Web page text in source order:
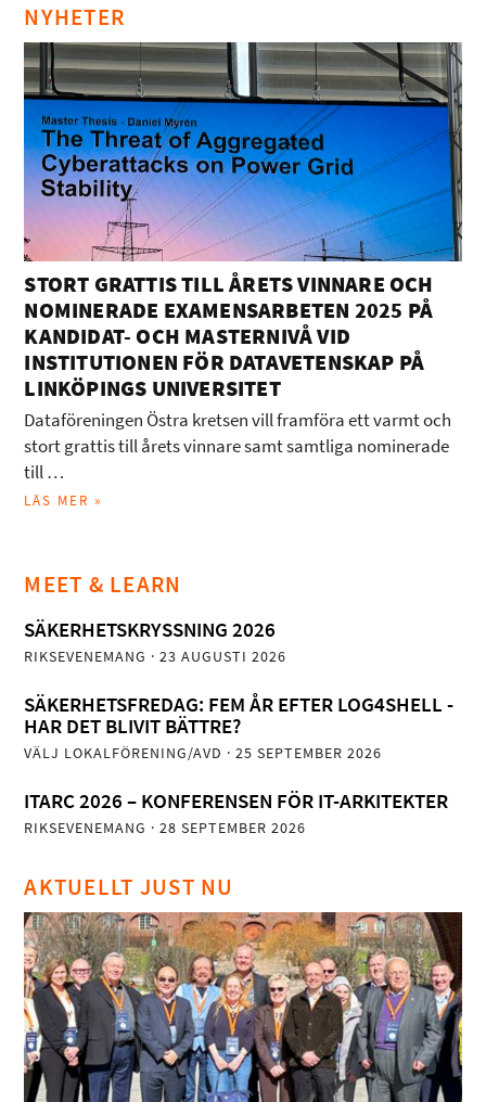
NYHETER
STORT GRATTIS TILL ÅRETS VINNARE OCH
NOMINERADE EXAMENSARBETEN 2025 PÅ
KANDIDAT- OCH MASTERNIVÅ VID
INSTITUTIONEN FÖR DATAVETENSKAP PÅ
LINKÖPINGS UNIVERSITET
Dataföreningen Östra kretsen vill framföra ett varmt och
stort grattis till årets vinnare samt samtliga nominerade
till …
LÄS MER »
MEET & LEARN
SÄKERHETSKRYSSNING 2026
RIKSEVENEMANG · 23 AUGUSTI 2026
SÄKERHETSFREDAG: FEM ÅR EFTER LOG4SHELL -
HAR DET BLIVIT BÄTTRE?
VÄLJ LOKALFÖRENING/AVD · 25 SEPTEMBER 2026
ITARC 2026 – KONFERENSEN FÖR IT-ARKITEKTER
RIKSEVENEMANG · 28 SEPTEMBER 2026
AKTUELLT JUST NU